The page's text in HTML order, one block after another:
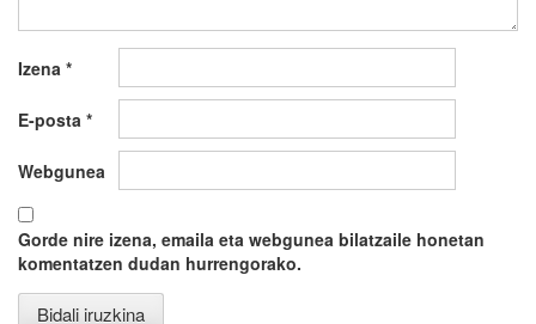
Izena *
E-posta *
Webgunea
Gorde nire izena, emaila eta webgunea bilatzaile honetan
komentatzen dudan hurrengorako.